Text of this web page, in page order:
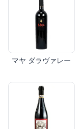
マヤ ダラヴァレー